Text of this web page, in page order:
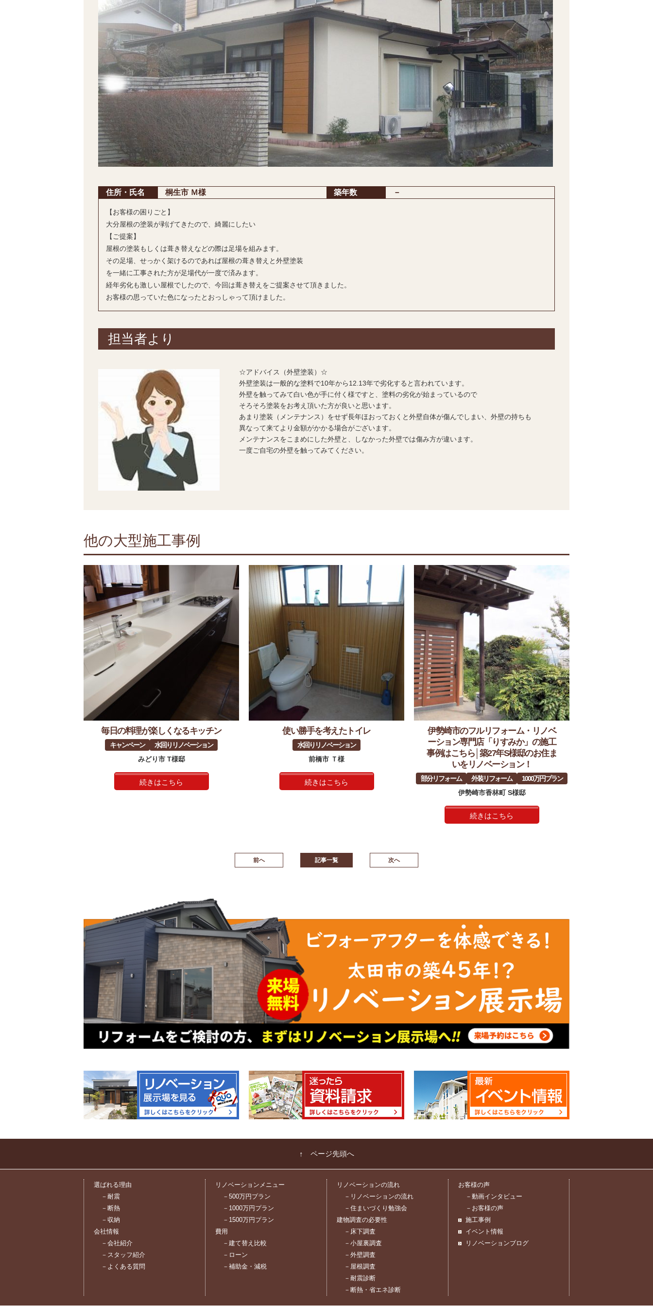
住所・氏名 桐生市 Ｍ様 築年数 －
【お客様の困りごと】
大分屋根の塗装が剥げてきたので、綺麗にしたい
【ご提案】
屋根の塗装もしくは葺き替えなどの際は足場を組みます。
その足場、せっかく架けるのであれば屋根の葺き替えと外壁塗装
を一緒に工事された方が足場代が一度で済みます。
経年劣化も激しい屋根でしたので、今回は葺き替えをご提案させて頂きました。
お客様の思っていた色になったとおっしゃって頂けました。
担当者より
☆アドバイス（外壁塗装）☆
外壁塗装は一般的な塗料で10年から12.13年で劣化すると言われています。
外壁を触ってみて白い色が手に付く様ですと、塗料の劣化が始まっているので
そろそろ塗装をお考え頂いた方が良いと思います。
あまり塗装（メンテナンス）をせず長年ほおっておくと外壁自体が傷んでしまい、外壁の持ちも
異なって来てより金額がかかる場合がございます。
メンテナンスをこまめにした外壁と、しなかった外壁では傷み方が違います。
一度ご自宅の外壁を触ってみてください。
他の大型施工事例
毎日の料理が楽しくなるキッチン
キャンペーン
水回りリノベーション
みどり市 T様邸
続きはこちら
使い勝手を考えたトイレ
水回りリノベーション
前橋市 Ｔ様
続きはこちら
伊勢崎市のフルリフォーム・リノベ
ーション専門店「りすみか」の施工
事例はこちら│築27年S様邸のお住ま
いをリノベーション！
部分リフォーム 外装リフォーム
1000万円プラン
伊勢崎市香林町 S様邸
続きはこちら
前へ 記事一覧 次へ
↑ ページ先頭へ
選ばれる理由
－耐震
－断熱
－収納
会社情報
－会社紹介
－スタッフ紹介
－よくある質問
リノベーションメニュー
－500万円プラン
－1000万円プラン
－1500万円プラン
費用
－建て替え比較
－ローン
－補助金・減税
リノベーションの流れ
－リノベーションの流れ
－住まいづくり勉強会
建物調査の必要性
－床下調査
－小屋裏調査
－外壁調査
－屋根調査
－耐震診断
－断熱・省エネ診断
お客様の声
－動画インタビュー
－お客様の声
施工事例
イベント情報
リノベーションブログ